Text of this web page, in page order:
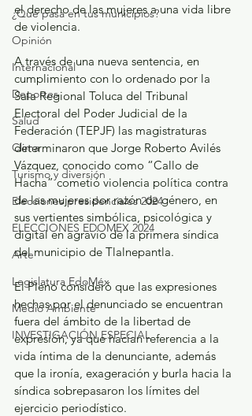
¿Qué pasa en tus municipios?
Opinión
Internacional
Deportes
Salud
Clima
Turismo y diversión
Elecciones presidenciales 2024
ELECCIONES EDOMEX 2024
Arte
Legislatura EdoMéx
Medio Ambiente
INVESTIGACIÓN ESPECIAL
el derecho de las mujeres a una vida libre
de violencia.
A través de una nueva sentencia, en
cumplimiento con lo ordenado por la
Sala Regional Toluca del Tribunal
Electoral del Poder Judicial de la
Federación (TEPJF) las magistraturas
determinaron que Jorge Roberto Avilés
Vázquez, conocido como “Callo de
Hacha” cometió violencia política contra
de las mujeres por razón de género, en
sus vertientes simbólica, psicológica y
digital en agravio de la primera síndica
del municipio de Tlalnepantla.
El Pleno consideró que las expresiones
hechas por el denunciado se encuentran
fuera del ámbito de la libertad de
expresión, ya que hacían referencia a la
vida íntima de la denunciante, además
que la ironía, exageración y burla hacia la
síndica sobrepasaron los límites del
ejercicio periodístico.